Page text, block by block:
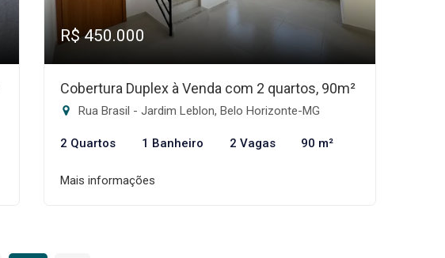
R$ 450.000
Cobertura Duplex à Venda com 2 quartos, 90m²
Rua Brasil - Jardim Leblon, Belo Horizonte-MG
2 Quartos 1 Banheiro 2 Vagas 90 m²
Mais informações